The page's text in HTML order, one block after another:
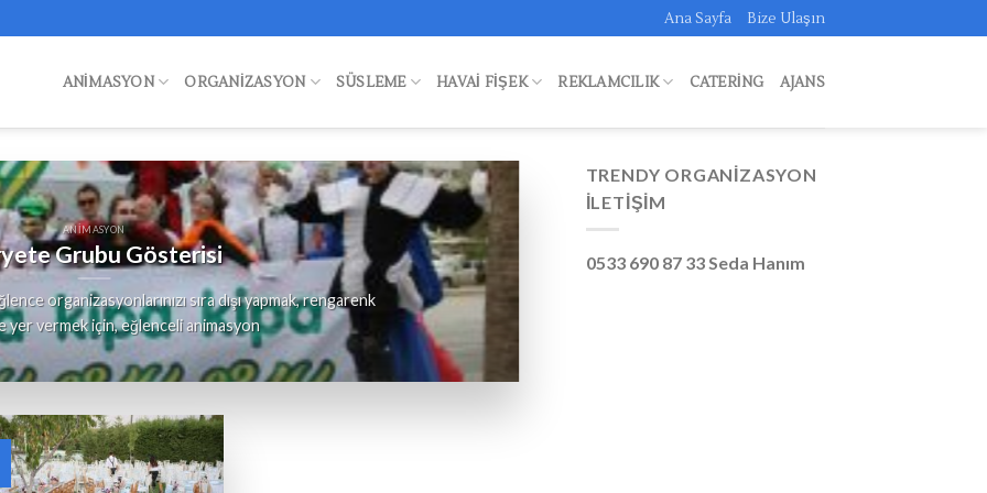
Ana Sayfa Bize Ulaşın
ANIMASYON ORGANIZASYON SÜSLEME HAVAI FIŞEK REKLAMCILIK CATERING AJANS
ANIMASYON
Grubu Gösterisi
organizasyonlarınızı sıra dışı yapmak, rengarenk
yer vermek için, eğlenceli animasyon
TRENDY ORGANIZASYON
İLETIŞIM
0533 690 87 33 Seda Hanım